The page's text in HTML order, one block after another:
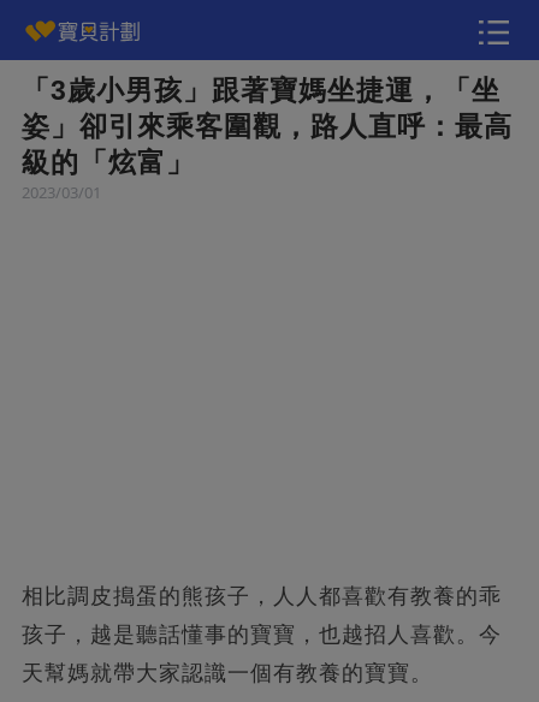
「3歲小男孩」跟著寶媽坐捷運，「坐
姿」卻引來乘客圍觀，路人直呼：最高
級的「炫富」
2023/03/01
相比調皮搗蛋的熊孩子，人人都喜歡有教養的乖
孩子，越是聽話懂事的寶寶，也越招人喜歡。今
天幫媽就帶大家認識一個有教養的寶寶。
快訊